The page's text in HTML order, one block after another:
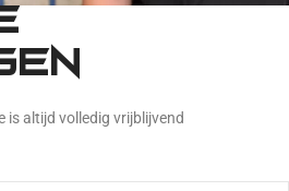
is altijd volledig vrijblijvend